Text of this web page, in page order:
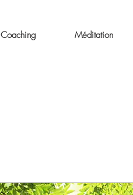
Coaching Méditation